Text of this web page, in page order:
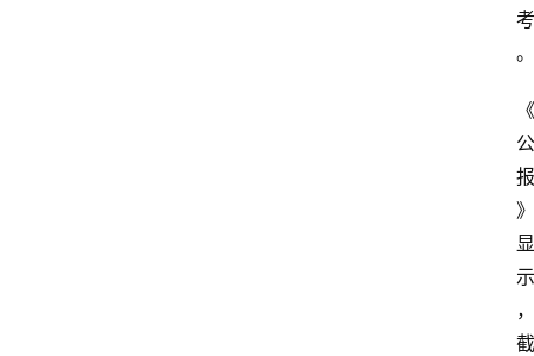
考
。
《
公
报
》
显
示
，
截